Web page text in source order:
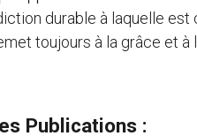
durable à laquelle est
toujours à la grâce et
Publications :